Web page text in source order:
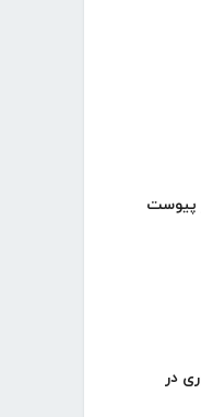
پیوست
در